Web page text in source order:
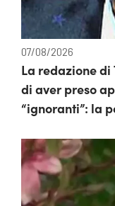
07/08/2026
La redazione
di aver preso
“ignoranti”: la